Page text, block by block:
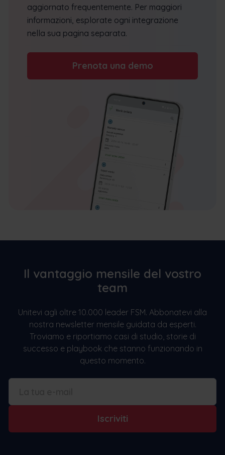
aggiornato frequentemente. Per maggiori
informazioni, esplorate ogni integrazione
nella sua pagina separata.
Prenota una demo
Il vantaggio mensile del vostro
team
Unitevi agli oltre 10.000 leader FSM. Abbonatevi alla
nostra newsletter mensile guidata da esperti.
Troviamo e riportiamo casi di studio, storie di
successo e playbook che stanno funzionando in
questo momento.
Iscriviti